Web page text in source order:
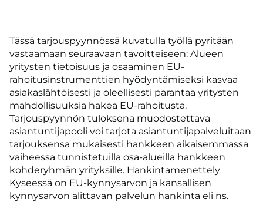
Tässä tarjouspyynnössä kuvatulla työllä pyritään
vastaamaan seuraavaan tavoitteiseen: Alueen
yritysten tietoisuus ja osaaminen EU-
rahoitusinstrumenttien hyödyntämiseksi kasvaa
asiakaslähtöisesti ja oleellisesti parantaa yritysten
mahdollisuuksia hakea EU-rahoitusta.
Tarjouspyynnön tuloksena muodostettava
asiantuntijapooli voi tarjota asiantuntijapalveluitaan
tarjouksensa mukaisesti hankkeen aikaisemmassa
vaiheessa tunnistetuilla osa-alueilla hankkeen
kohderyhmän yrityksille. Hankintamenettely
Kyseessä on EU-kynnysarvon ja kansallisen
kynnysarvon alittavan palvelun hankinta eli ns.